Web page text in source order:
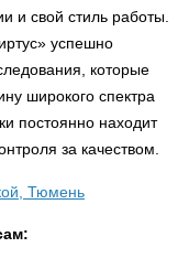
и свой стиль работы.
успешно
которые
широкого спектра
постоянно находит
за качеством.